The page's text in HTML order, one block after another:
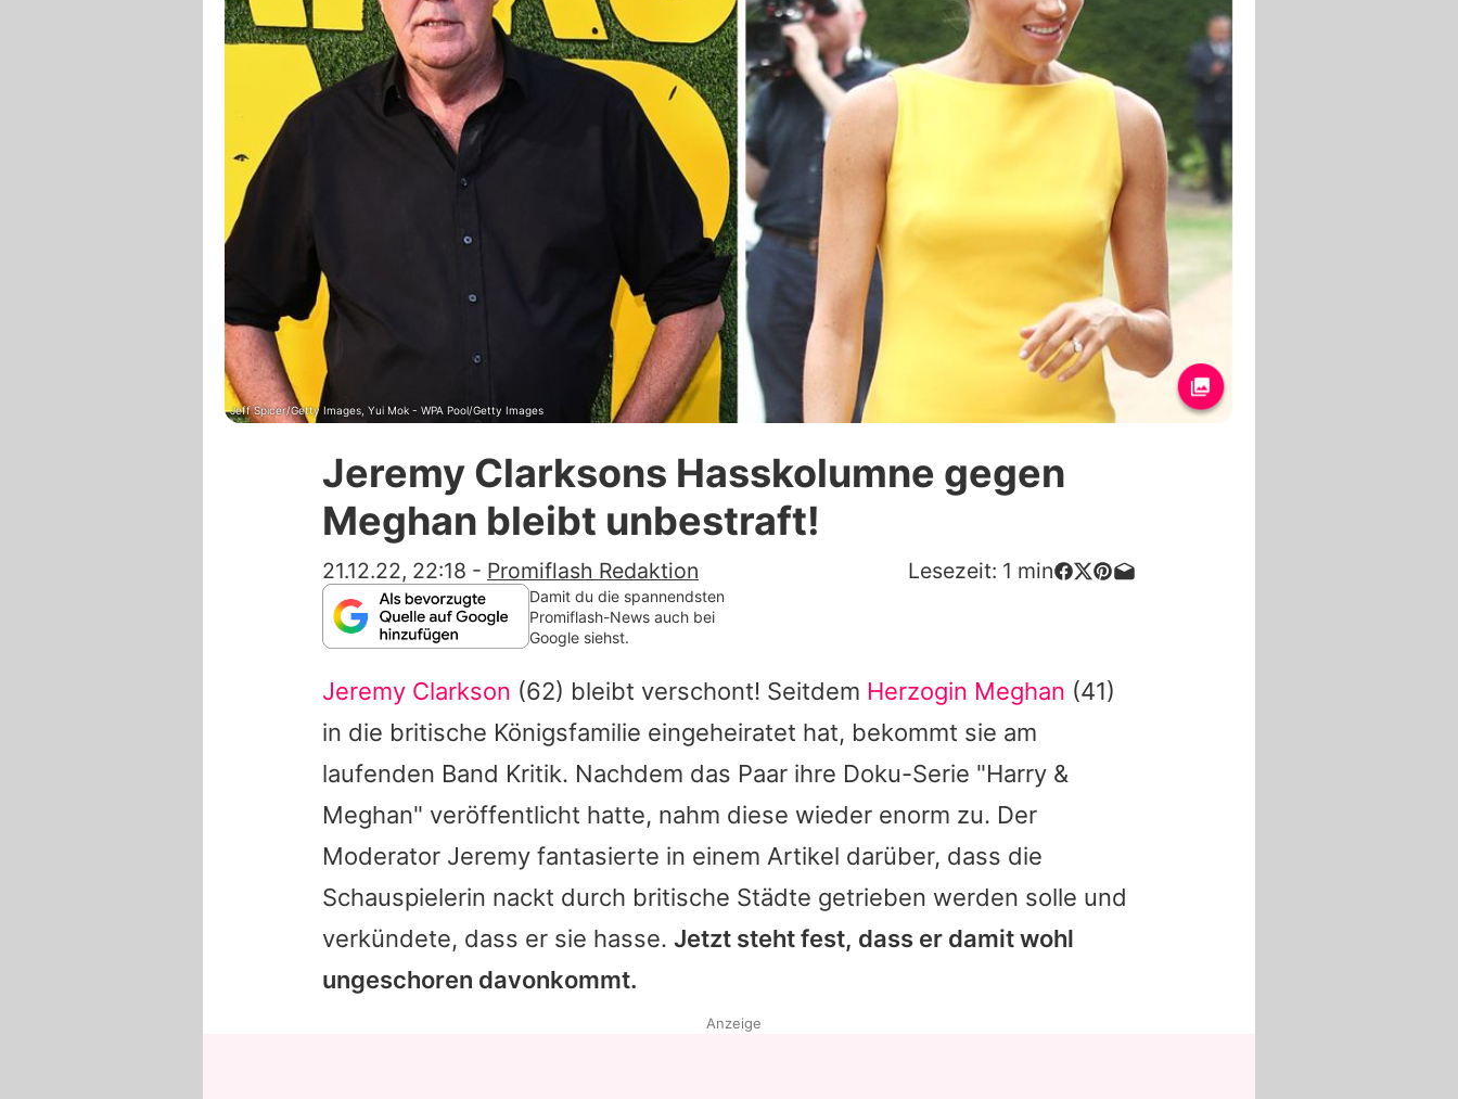
Familie & Liebe
Promiflash Exklusiv
Alle Themen auf Promiflash
Jobs
App runterladen
Team
Redaktionelle Richtlinien
Impressum
Datenschutzerklärung
Nutzungsbedingungen
Utiq verwalten
Jeff Spicer/Getty Images, Yui Mok - WPA Pool/Getty Images
Jeremy Clarksons Hasskolumne gegen
Meghan bleibt unbestraft!
21.12.22, 22:18 - Promiflash Redaktion Lesezeit: 1 min
Damit du die spannendsten
Promiflash-News auch bei
Google siehst.
Jeremy Clarkson (62) bleibt verschont! Seitdem Herzogin Meghan (41)
in die britische Königsfamilie eingeheiratet hat, bekommt sie am
laufenden Band Kritik. Nachdem das Paar ihre Doku-Serie "Harry &
Meghan" veröffentlicht hatte, nahm diese wieder enorm zu. Der
Moderator Jeremy fantasierte in einem Artikel darüber, dass die
Schauspielerin nackt durch britische Städte getrieben werden solle und
verkündete, dass er sie hasse. Jetzt steht fest, dass er damit wohl
ungeschoren davonkommt.
Anzeige